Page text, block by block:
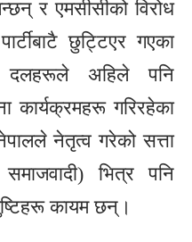
र एमसीसीको विरोध
छुट्टिएर गएका
दलहरूले अहिले पनि
कार्यक्रमहरू गरिरहेका
नेतृत्व गरेको सत्ता
भित्र पनि
कायम छन्।